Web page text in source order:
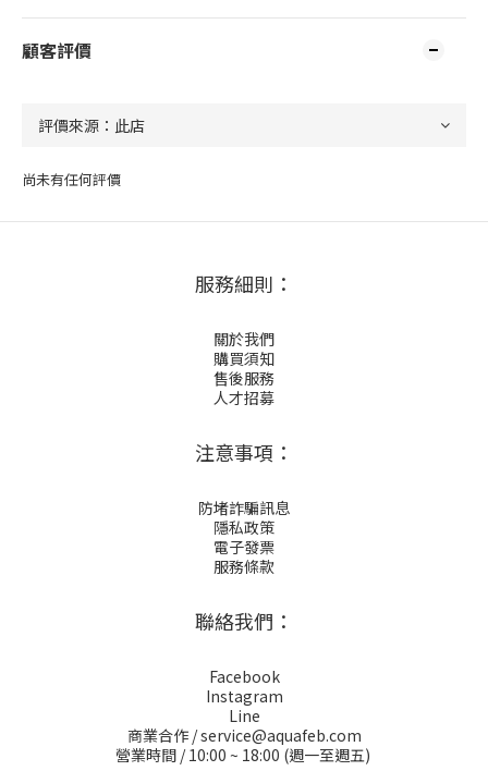
顧客評價
尚未有任何評價
服務細則：
關於我們
購買須知
售後服務
人才招募
注意事項：
防堵詐騙訊息
隱私政策
電子發票
服務條款
聯絡我們：
Facebook
Instagram
Line
商業合作 / service@aquafeb.com
營業時間 / 10:00 ~ 18:00 (週一至週五)